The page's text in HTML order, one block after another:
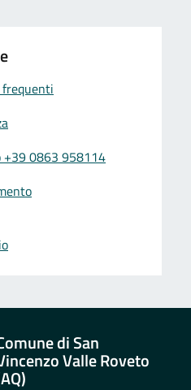
frequenti
+39 0863 958114
di San
Valle Roveto